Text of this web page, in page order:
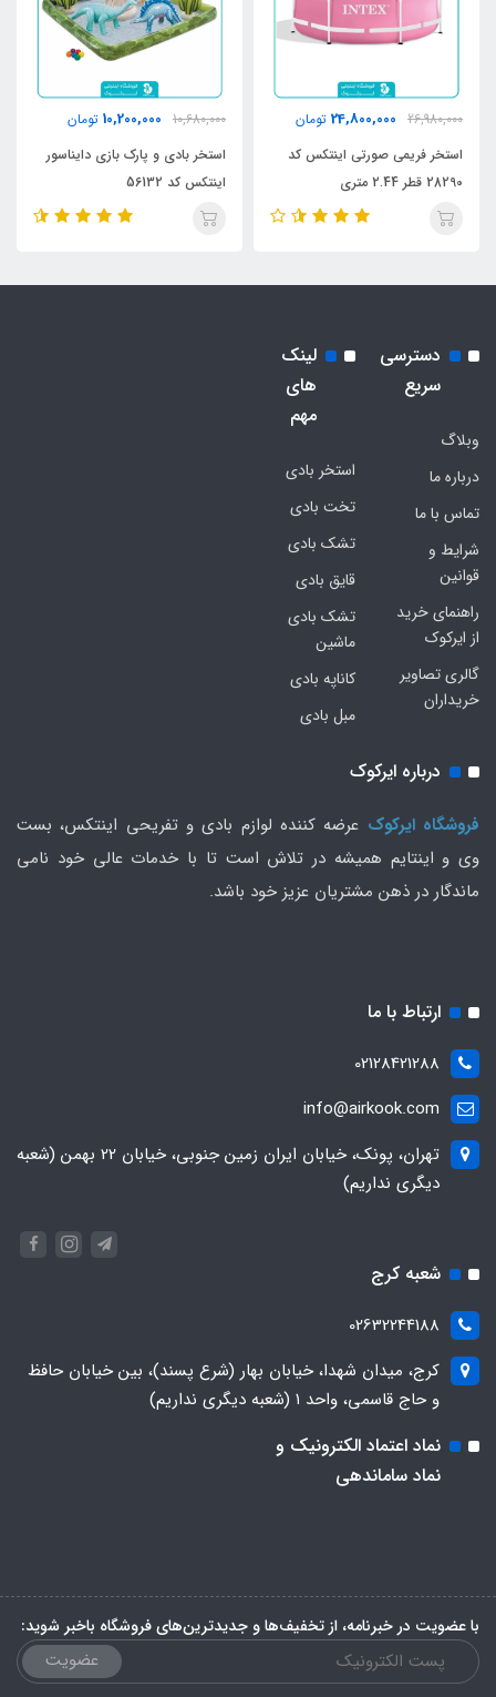
26,980,000
24,800,000 تومان
استخر فریمی صورتی اینتکس کد
28290 قطر 2.44 متری
10,680,000
10,200,000 تومان
استخر بادی و پارک بازی دایناسور
اینتکس کد 56132
دسترسی
سریع
وبلاگ
درباره ما
تماس با ما
شرایط و
قوانین
راهنمای خرید
از ایرکوک
گالری تصاویر
خریداران
لینک
های
مهم
استخر بادی
تخت بادی
تشک بادی
قایق بادی
تشک بادی
ماشین
کاناپه بادی
مبل بادی
درباره ایرکوک
فروشگاه ایرکوک عرضه کننده لوازم بادی و تفریحی اینتکس، بست
وی و اینتایم همیشه در تلاش است تا با خدمات عالی خود نامی
ماندگار در ذهن مشتریان عزیز خود باشد.
ارتباط با ما
02128421288
info@airkook.com
تهران، پونک، خیابان ایران زمین جنوبی، خیابان 22 بهمن (شعبه
دیگری نداریم)
شعبه کرج
02632244188
کرج، میدان شهدا، خیابان بهار (شرع پسند)، بین خیابان حافظ
و حاج قاسمی، واحد ۱ (شعبه دیگری نداریم)
نماد اعتماد الکترونیک و
نماد ساماندهی
با عضویت در خبرنامه، از تخفیف‌ها و جدیدترین‌های فروشگاه باخبر شوید:
عضویت